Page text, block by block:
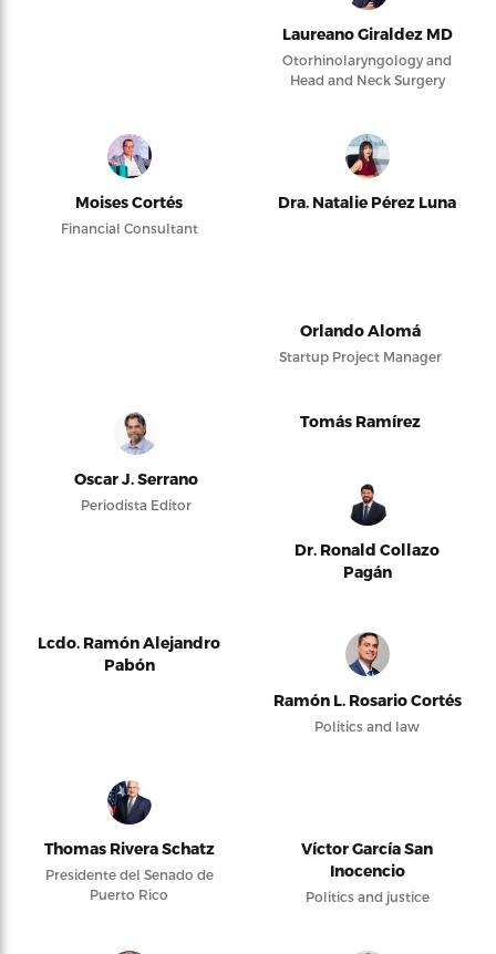
Laureano Giraldez MD
Otorhinolaryngology and
Head and Neck Surgery
Moises Cortés
Financial Consultant
Dra. Natalie Pérez Luna
Orlando Alomá
Startup Project Manager
Oscar J. Serrano
Periodista Editor
Tomás Ramírez
Dr. Ronald Collazo
Pagán
Lcdo. Ramón Alejandro
Pabón
Ramón L. Rosario Cortés
Politics and law
Thomas Rivera Schatz
Presidente del Senado de
Puerto Rico
Víctor García San
Inocencio
Politics and justice